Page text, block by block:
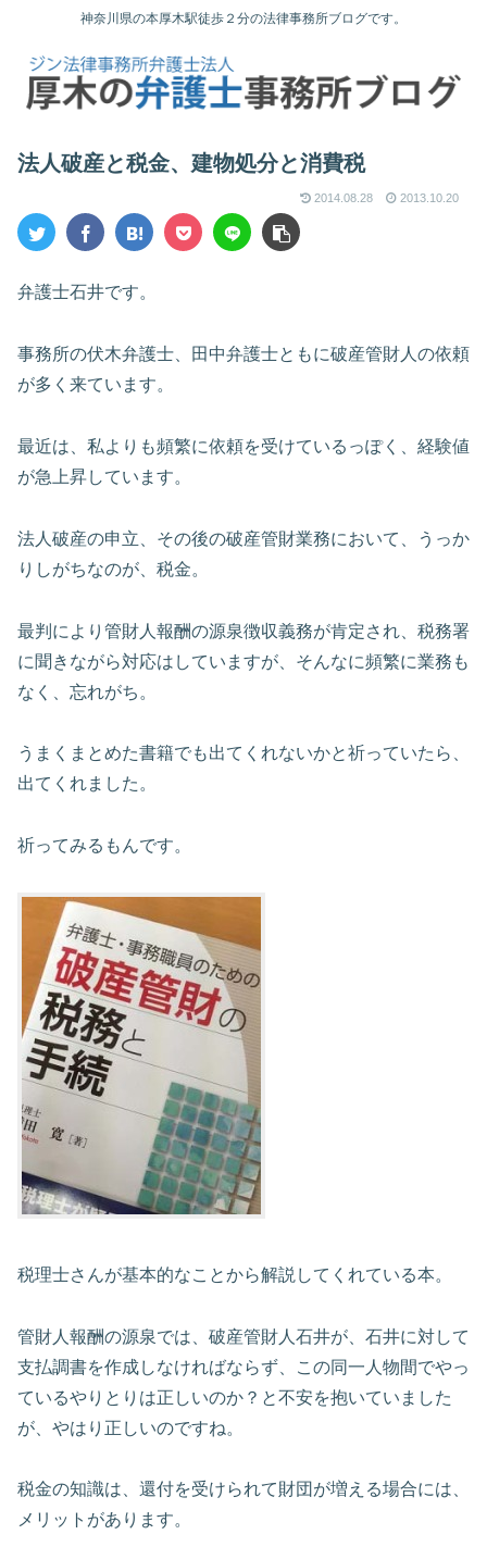
神奈川県の本厚木駅徒歩２分の法律事務所ブログです。
法人破産と税金、建物処分と消費税
2014.08.28 2013.10.20
弁護士石井です。
事務所の伏木弁護士、田中弁護士ともに破産管財人の依頼
が多く来ています。
最近は、私よりも頻繁に依頼を受けているっぽく、経験値
が急上昇しています。
法人破産の申立、その後の破産管財業務において、うっか
りしがちなのが、税金。
最判により管財人報酬の源泉徴収義務が肯定され、税務署
に聞きながら対応はしていますが、そんなに頻繁に業務も
なく、忘れがち。
うまくまとめた書籍でも出てくれないかと祈っていたら、
出てくれました。
祈ってみるもんです。
税理士さんが基本的なことから解説してくれている本。
管財人報酬の源泉では、破産管財人石井が、石井に対して
支払調書を作成しなければならず、この同一人物間でやっ
ているやりとりは正しいのか？と不安を抱いていました
が、やはり正しいのですね。
税金の知識は、還付を受けられて財団が増える場合には、
メリットがあります。